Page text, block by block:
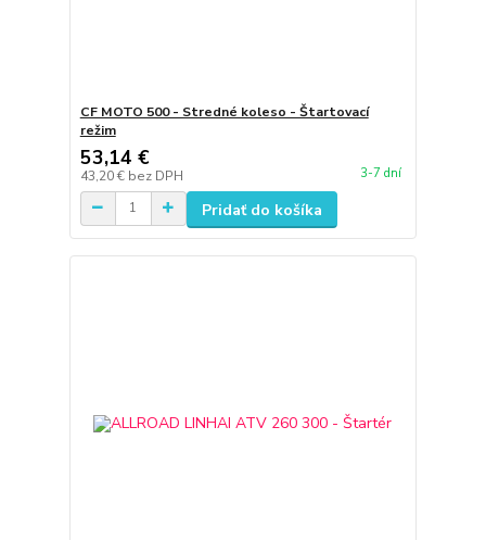
CF MOTO 500 - Stredné koleso - Štartovací
režim
53,14 €
43,20 € bez DPH 3-7 dní
Pridať do košíka